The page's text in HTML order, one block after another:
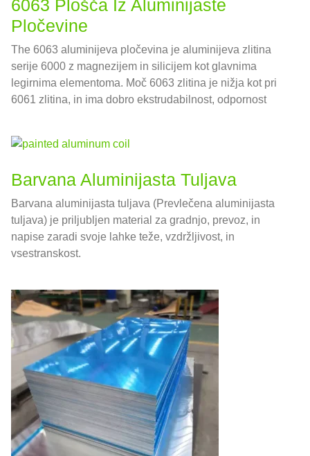
6063 Plošča Iz Aluminijaste
Pločevine
The 6063 aluminijeva pločevina je aluminijeva zlitina
serije 6000 z magnezijem in silicijem kot glavnima
legirnima elementoma. Moč 6063 zlitina je nižja kot pri
6061 zlitina, in ima dobro ekstrudabilnost, odpornost
Barvana Aluminijasta Tuljava
Barvana aluminijasta tuljava (Prevlečena aluminijasta
tuljava) je priljubljen material za gradnjo, prevoz, in
napise zaradi svoje lahke teže, vzdržljivost, in
vsestranskost.